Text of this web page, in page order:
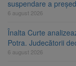
suspendare a
6 august 2026
Înalta Curte
Potra. Judecătorii
6 august 2026